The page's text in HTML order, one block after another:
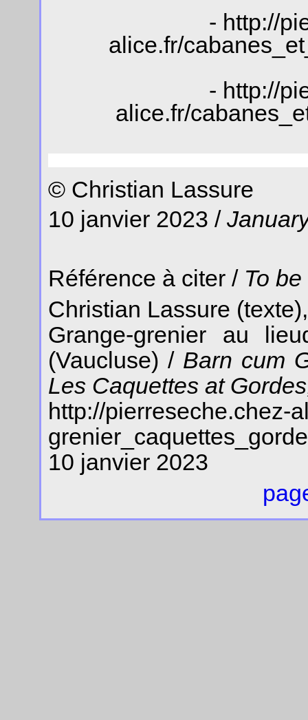
- http://
alice.fr/
- http://
alice.fr/
© Christian Lassure
10 janvier 2023 /
Référence à citer /To be
Christian Lassure
Grange-grenier au
(Vaucluse) / Barn cum
Les Caquettes at
http://pierreseche.chez-
10 janvier 2023